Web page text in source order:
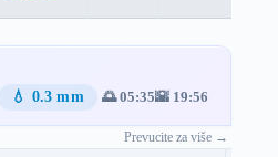
💧 0.3 mm 🌅 05:35🌇 19:56
Prevucite za više →